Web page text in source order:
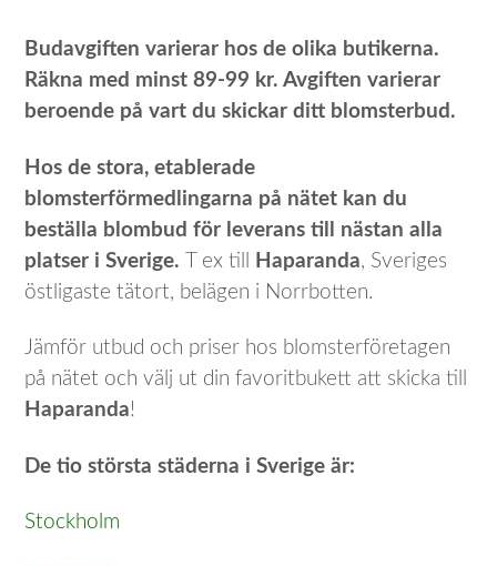
Budavgiften varierar hos de olika butikerna.
Räkna med minst 89-99 kr. Avgiften varierar
beroende på vart du skickar ditt blomsterbud.
Hos de stora, etablerade
blomsterförmedlingarna på nätet kan du
beställa blombud för leverans till nästan alla
platser i Sverige.
T ex till Haparanda, Sveriges
östligaste tätort, belägen i Norrbotten.
Jämför utbud och priser hos blomsterföretagen
på nätet och välj ut din favoritbukett att skicka till
Haparanda!
De tio största städerna i Sverige är:
Stockholm